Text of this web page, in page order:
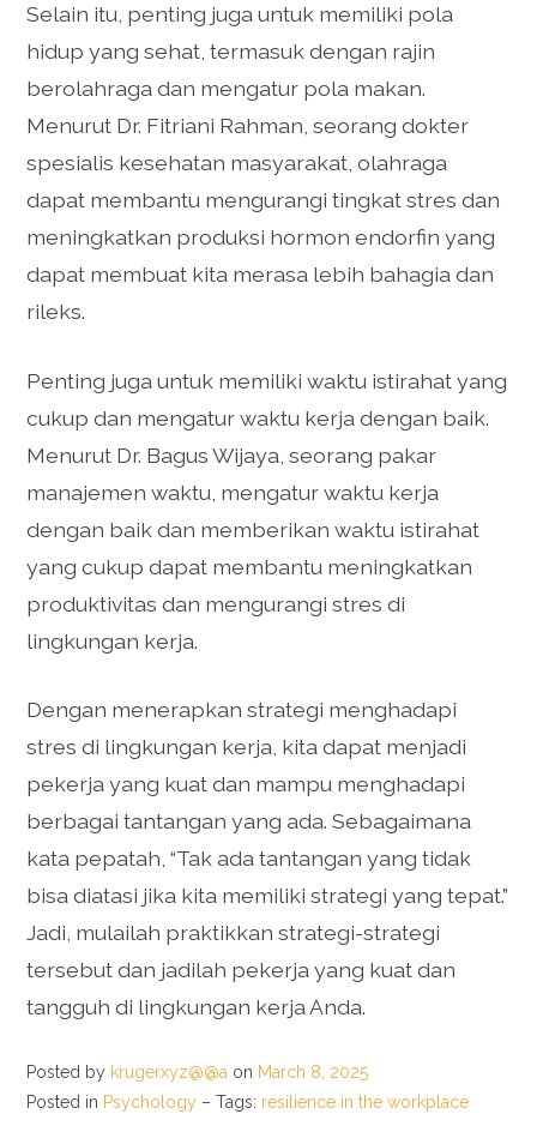
Selain itu, penting juga untuk memiliki pola
hidup yang sehat, termasuk dengan rajin
berolahraga dan mengatur pola makan.
Menurut Dr. Fitriani Rahman, seorang dokter
spesialis kesehatan masyarakat, olahraga
dapat membantu mengurangi tingkat stres dan
meningkatkan produksi hormon endorfin yang
dapat membuat kita merasa lebih bahagia dan
rileks.
Penting juga untuk memiliki waktu istirahat yang
cukup dan mengatur waktu kerja dengan baik.
Menurut Dr. Bagus Wijaya, seorang pakar
manajemen waktu, mengatur waktu kerja
dengan baik dan memberikan waktu istirahat
yang cukup dapat membantu meningkatkan
produktivitas dan mengurangi stres di
lingkungan kerja.
Dengan menerapkan strategi menghadapi
stres di lingkungan kerja, kita dapat menjadi
pekerja yang kuat dan mampu menghadapi
berbagai tantangan yang ada. Sebagaimana
kata pepatah, “Tak ada tantangan yang tidak
bisa diatasi jika kita memiliki strategi yang tepat.”
Jadi, mulailah praktikkan strategi-strategi
tersebut dan jadilah pekerja yang kuat dan
tangguh di lingkungan kerja Anda.
Posted by krugerxyz@@a on March 8, 2025
Posted in Psychology – Tags: resilience in the workplace